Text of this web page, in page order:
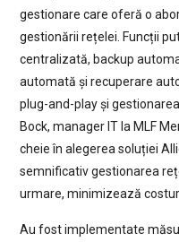
gestionare care oferă o
gestionării rețelei. Funcții
centralizată, backup
automată și recuperare
plug-and-play și
Bock, manager IT la MLF
cheie în alegerea soluției
semnificativ gestionarea
urmare, minimizează
Au fost implementate